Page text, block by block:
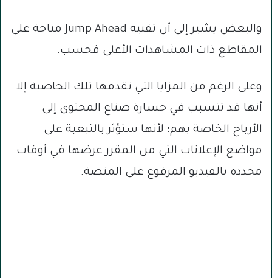
والبعض يشير إلى أن تقنية Jump Ahead متاحة على
المقاطع ذات المشاهدات الأعلى فحسب.
وعلى الرغم من المزايا التي تقدمها تلك الخاصية إلا
أنها قد تتسبب في خسارة صناع المحتوى إلى
الأرباح الخاصة بهم؛ لأنها ستؤثر بالتبعية على
مواضع الإعلانات التي من المقرر عرضها في أوقات
محددة بالفيديو المرفوع على المنصة.